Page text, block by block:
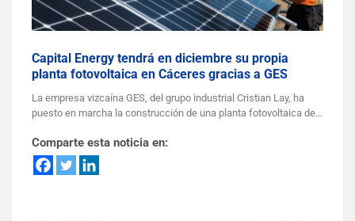
Capital Energy tendrá en diciembre su propia
planta fotovoltaica en Cáceres gracias a GES
La empresa vizcaína GES, del grupo industrial Cristian Lay, ha
puesto en marcha la construcción de una planta fotovoltaica de…
Comparte esta noticia en: